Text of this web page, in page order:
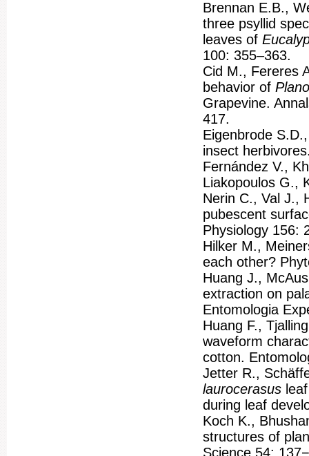
Brennan E.B.,
three psyllid
leaves of
100: 355–363.
Cid M., Fereres
behavior of
Grapevine.
417.
Eigenbrode
insect
Fernández V.,
Liakopoulos G.,
Nerin C., Val J.,
pubescent
Physiology 156:
Hilker M.,
each other?
Huang J.,
extraction on
Entomologia
Huang F.,
waveform
cotton.
Jetter R.,
laurocerasus
during leaf
Koch K.,
structures of
Science 54: